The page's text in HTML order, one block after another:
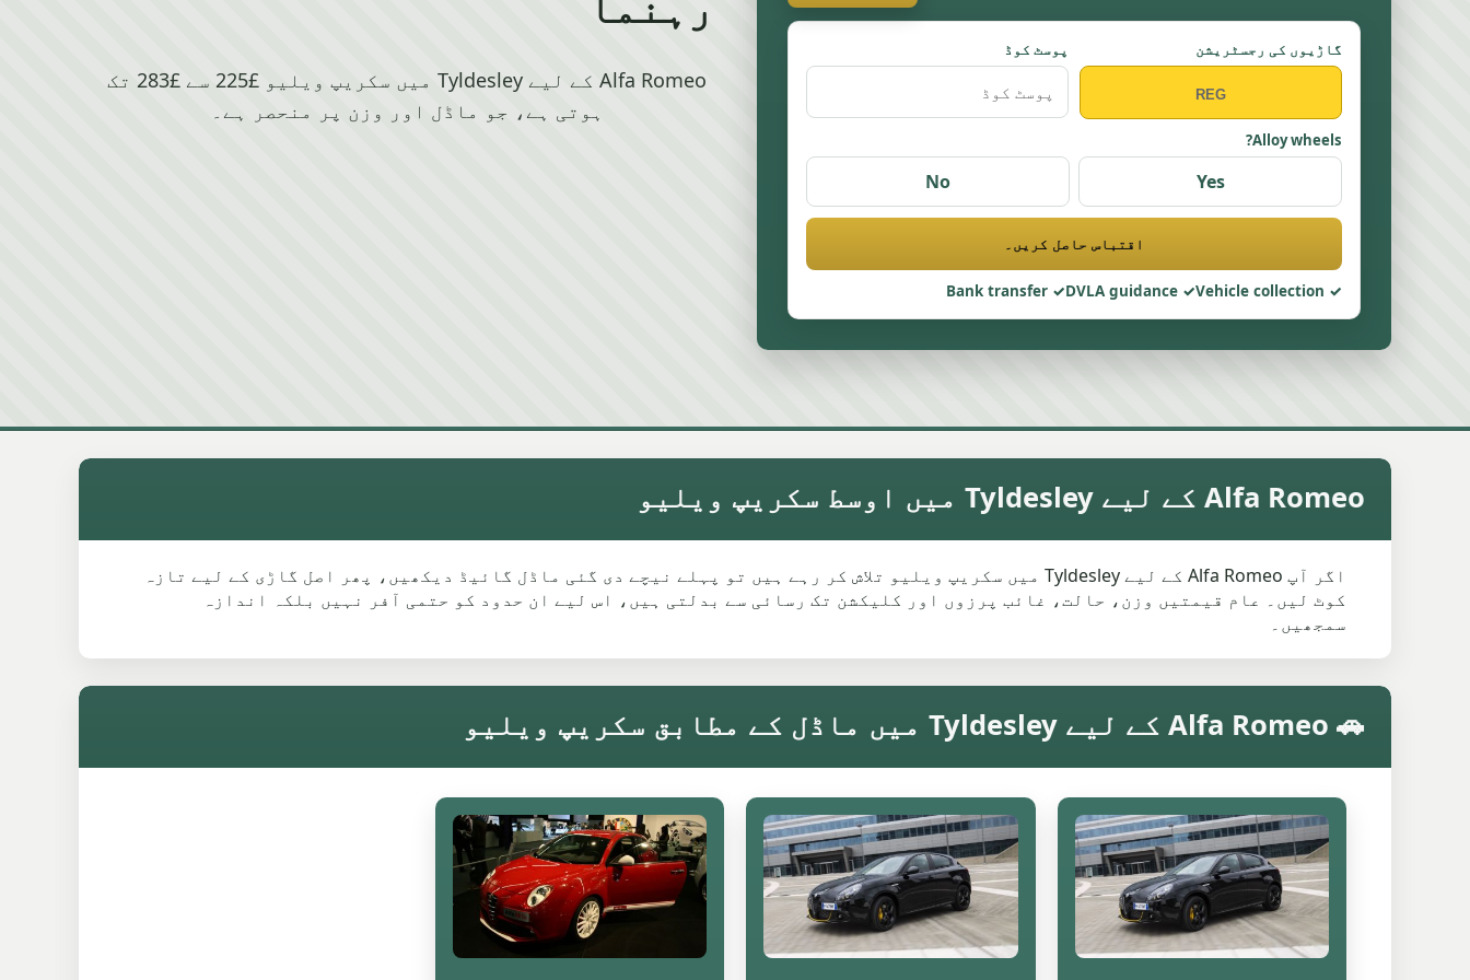
گاڑیوں کی رجسٹریشن پوسٹ کوڈ
Alloy wheels?
Yes
No
اقتباس حاصل کریں۔
Vehicle collection
DVLA guidance
Bank transfer
Alfa Romeo کے لیے Tyldesley میں سکریپ ویلیو £225 سے £283 تک
ہوتی ہے، جو ماڈل اور وزن پر منحصر ہے۔
Alfa Romeo کے لیے Tyldesley میں اوسط سکریپ ویلیو
اگر آپ Alfa Romeo کے لیے Tyldesley میں سکریپ ویلیو تلاش کر رہے ہیں تو پہلے نیچے دی گئی ماڈل گائیڈ دیکھیں، پھر اصل گاڑی کے لیے تازہ
کوٹ لیں۔ عام قیمتیں وزن، حالت، غائب پرزوں اور کلیکشن تک رسائی سے بدلتی ہیں، اس لیے ان حدود کو حتمی آفر نہیں بلکہ اندازہ
سمجھیں۔
🚗 Alfa Romeo کے لیے Tyldesley میں ماڈل کے مطابق سکریپ ویلیو